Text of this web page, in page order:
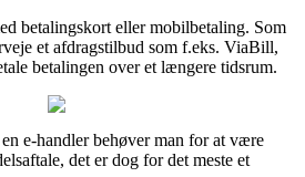
betalingskort eller mobilbetaling. Som
et afdragstilbud som f.eks. ViaBill,
betalingen over et længere tidsrum.
e-handler behøver man for at være
det er dog for det meste et